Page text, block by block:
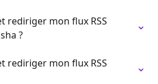
rediriger mon flux RSS
?
rediriger mon flux RSS